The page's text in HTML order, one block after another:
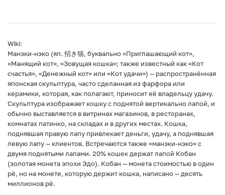
Wiki:
Манэки-нэко (яп. 招き猫, буквально «Приглашающий кот»,
«Манящий кот», «Зовущая кошка»; также известный как «Кот
счастья», «Денежный кот» или «Кот удачи») — распространённая
японская скульптура, часто сделанная из фарфора или
керамики, которая, как полагают, приносит её владельцу удачу.
Скульптура изображает кошку с поднятой вертикально лапой, и
обычно выставляется в витринах магазинов, в ресторанах,
комнатах патинко, на складах и в других местах. Кошка,
поднявшая правую лапу привлекает деньги, удачу, а поднявшая
левую лапу — клиентов. Встречаются также «манэки-нэко» с
двумя поднятыми лапами. 20% кошек держат лапой Кобан
(золотая монета эпохи Эдо). Кобан — монета стоимостью в один
рё, но на монете, которую держит кошка, написано — десять
миллионов рё.